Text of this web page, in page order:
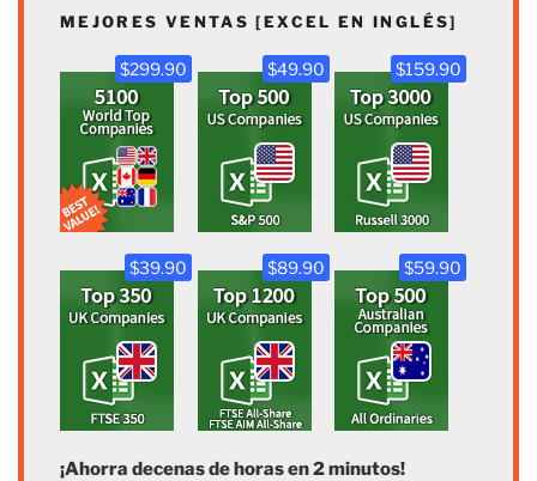
MEJORES VENTAS [EXCEL EN INGLÉS]
$299.90 $49.90 $159.90
$39.90 $89.90 $59.90
¡Ahorra decenas de horas en 2 minutos!